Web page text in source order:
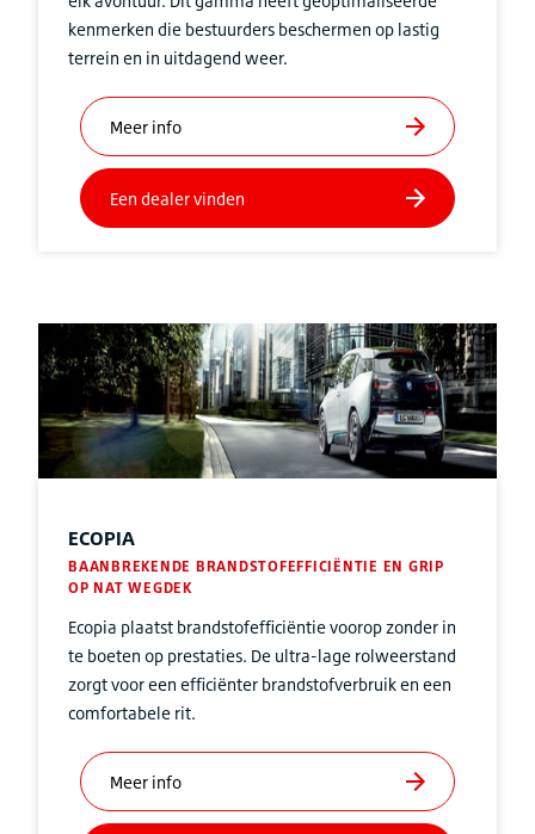
kenmerken die bestuurders beschermen op lastig
terrein en in uitdagend weer.
ECOPIA
BAANBREKENDE BRANDSTOFEFFICIËNTIE EN GRIP
OP NAT WEGDEK
Ecopia plaatst brandstofefficiëntie voorop zonder in
te boeten op prestaties. De ultra-lage rolweerstand
zorgt voor een efficiënter brandstofverbruik en een
comfortabele rit.